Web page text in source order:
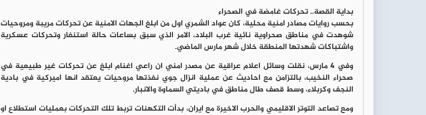
بداية القصة.. تحركات غامضة في الصحراء
بحسب روايات مصادر امنية محلية، كان عواد الشمري اول من ابلغ الجهات الامنية عن تحركات مريبة ومروحيات
شوهدت في مناطق صحراوية نائية غرب البلاد، الامر الذي سبق بساعات حالة استنفار وتحركات عسكرية
واشتباكات شهدتها المنطقة خلال شهر مارس الماضي.
وفي 4 مارس، نقلت وسائل اعلام عراقية عن مصدر امني ان راعي اغنام ابلغ عن تحركات غير طبيعية في
صحراء النخيب، بالتزامن مع احاديث عن عملية انزال جوي نفذتها مروحيات يعتقد انها اميركية في بادية
النجف وكربلاء، وسط قصف طال مناطق في باديتي السماوة والانبار.
ومع تصاعد التوتر الاقليمي والحرب الاخيرة مع ايران، بدأت التكهنات تربط تلك التحركات بعمليات استطلاع او